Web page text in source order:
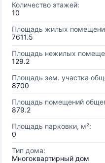
Количество этажей:
10
Площадь жилых
7611.5
Площадь нежилых
129.2
Площадь зем. участка
8700
Площадь помещений
879.2
Площадь парковки, м²:
0
Тип дома:
Многоквартирный дом